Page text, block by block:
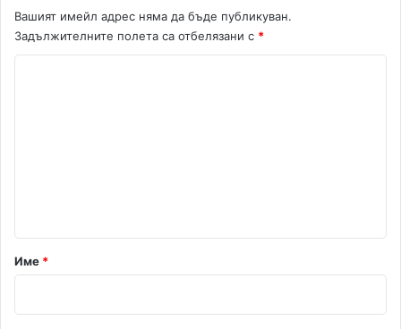
Вашият имейл адрес няма да бъде публикуван.
Задължителните полета са отбелязани с *
р
*
Име *